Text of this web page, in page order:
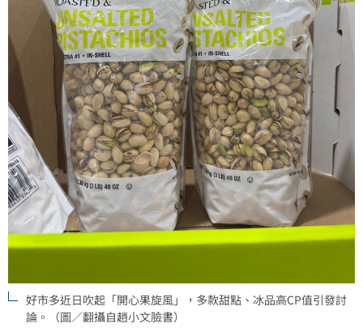
好市多近日吹起「開心果旋風」，多款甜點、冰品高CP值引發討
論。（圖／翻攝自趙小文臉書）